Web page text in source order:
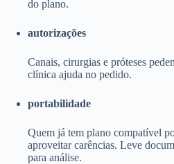
do plano.
autorizações
Canais, cirurgias e próteses
clínica ajuda no pedido.
portabilidade
Quem já tem plano compatível
aproveitar carências. Leve
para análise.